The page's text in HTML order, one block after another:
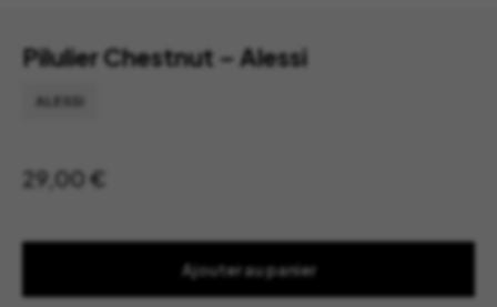
Pilulier Chestnut – Alessi
ALESSI
29,00 €
Ajouter au panier